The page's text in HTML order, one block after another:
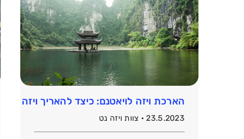
הארכת ויזה לויאטנם: כיצד להאריך ויזה
23.5.2023 • צוות ויזה נט